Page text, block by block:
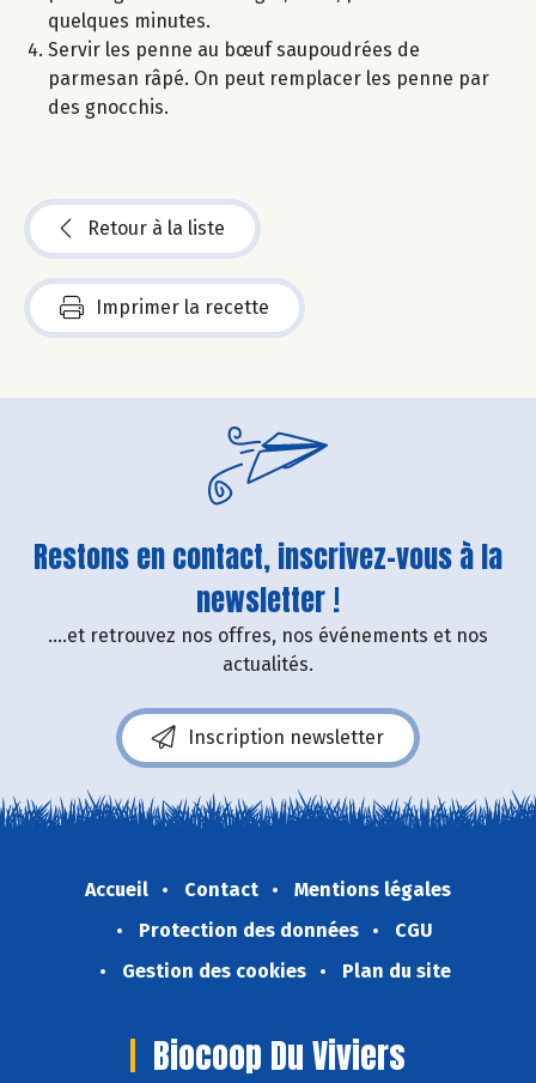
quelques minutes.
Servir les penne au bœuf saupoudrées de
parmesan râpé. On peut remplacer les penne par
des gnocchis.
Retour à la liste
Imprimer la recette
Restons en contact, inscrivez-vous à la
newsletter !
....et retrouvez nos offres, nos événements et nos
actualités.
Inscription newsletter
Accueil Contact
Mentions légales
Protection des données
CGU
Gestion des cookies
Plan du site
Biocoop Du Viviers